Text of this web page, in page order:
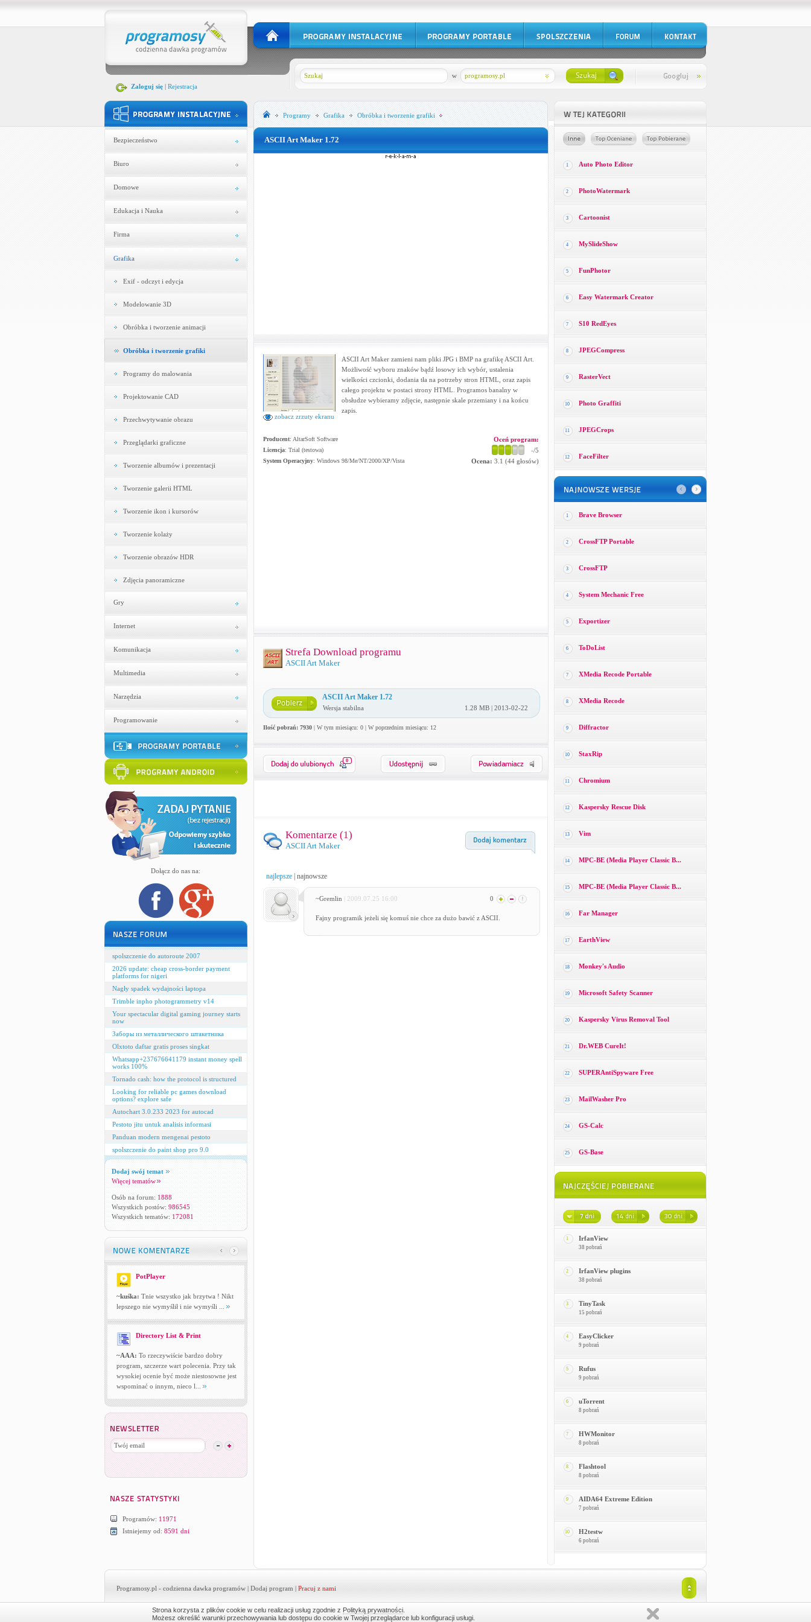
Zaloguj się| Rejestracja
programosy.pl
w
Bezpieczeństwo
Biuro
Domowe
Edukacja i Nauka
Firma
Grafika
Exif - odczyt i edycja
Modelowanie 3D
Obróbka i tworzenie animacji
Obróbka i tworzenie grafiki
Programy do malowania
Projektowanie CAD
Przechwytywanie obrazu
Przeglądarki graficzne
Tworzenie albumów i prezentacji
Tworzenie galerii HTML
Tworzenie ikon i kursorów
Tworzenie kolaży
Tworzenie obrazów HDR
Zdjęcia panoramiczne
Gry
Internet
Komunikacja
Multimedia
Narzędzia
Programowanie
Dołącz do nas na:
spolszczenie do autoroute 2007
2026 update: cheap cross‑border payment
platforms for nigeri
Nagły spadek wydajności laptopa
Trimble inpho photogrammetry v14
Your spectacular digital gaming journey starts
now
Заборы из металлического штакетника
Olxtoto daftar gratis proses singkat
Whatsapp+237676641179 instant money spell
works 100%
Tornado cash: how the protocol is structured
Looking for reliable pc games download
options? explore safe
Autochart 3.0.233 2023 for autocad
Pestoto jitu untuk analisis informasi
Panduan modern mengenai pestoto
spolszczenie do paint shop pro 9.0
Dodaj swój temat
Więcej tematów
Osób na forum: 1888
Wszystkich postów: 986545
Wszystkich tematów: 172081
PotPlayer
~kuśka: Tnie wszystko jak brzytwa ! Nikt
lepszego nie wymyślił i nie wymyśli ...
Directory List & Print
~AAA: To rzeczywiście bardzo dobry
program, szczerze wart polecenia. Przy tak
wysokiej ocenie być może niestosowne jest
wspominać o innym, nieco l...
Programów: 11971
Istniejemy od: 8591 dni
Programy Grafika Obróbka i tworzenie grafiki
ASCII Art Maker 1.72
zobacz zrzuty ekranu
ASCII Art Maker zamieni nam pliki JPG i BMP na grafikę ASCII Art.
Możliwość wyboru znaków bądź losowy ich wybór, ustalenia
wielkości czcionki, dodania tła na potrzeby stron HTML, oraz zapis
całego projektu w postaci strony HTML. Programos banalny w
obsłudze wybieramy zdjęcie, następnie skale przemiany i na końcu
zapis.
Producent: AltarSoft Software
Licencja: Trial (testowa)
System Operacyjny: Windows 98/Me/NT/2000/XP/Vista
Oceń program:
-/5
Ocena: 3.1 (44głosów)
Strefa Download programu
ASCII Art Maker
ASCII Art Maker 1.72
Wersja stabilna 1.28 MB | 2013-02-22
Ilość pobrań: 7930| W tym miesiącu: 0 | W poprzednim miesiącu: 12
0
Komentarze (1)
ASCII Art Maker
najlepsze| najnowsze
~Gremlin | 2009.07.25 16:00 0
Fajny programik jeżeli się komuś nie chce za dużo bawić z ASCII.
1 Auto Photo Editor
2 PhotoWatermark
3 Cartoonist
4 MySlideShow
5 FunPhotor
6 Easy Watermark Creator
7 S10 RedEyes
8 JPEGCompress
9 RasterVect
10 Photo Graffiti
11 JPEGCrops
12 FaceFilter
1 Brave Browser
2 CrossFTP Portable
3 CrossFTP
4 System Mechanic Free
5 Exportizer
6 ToDoList
7 XMedia Recode Portable
8 XMedia Recode
9 Diffractor
10 StaxRip
11 Chromium
12 Kaspersky Rescue Disk
13 Vim
14 MPC-BE (Media Player Classic B...
15 MPC-BE (Media Player Classic B...
16 Far Manager
17 EarthView
18 Monkey′s Audio
19 Microsoft Safety Scanner
20 Kaspersky Virus Removal Tool
21 Dr.WEB CureIt!
22 SUPERAntiSpyware Free
23 MailWasher Pro
24 GS-Calc
25 GS-Base
1 IrfanView
38 pobrań
2 IrfanView plugins
38 pobrań
3 TinyTask
15 pobrań
4 EasyClicker
9 pobrań
5 Rufus
9 pobrań
6 uTorrent
8 pobrań
7 HWMonitor
8 pobrań
8 Flashtool
8 pobrań
9 AIDA64 Extreme Edition
7 pobrań
10 H2testw
6 pobrań
Programosy.pl - codzienna dawka programów | Dodaj program | Pracuj z nami
Strona korzysta z plików cookie w celu realizacji usług zgodnie z Polityką prywatności
Możesz określić warunki przechowywania lub dostępu do cookie w Twojej przeglądarce lub konfiguracji usługi.